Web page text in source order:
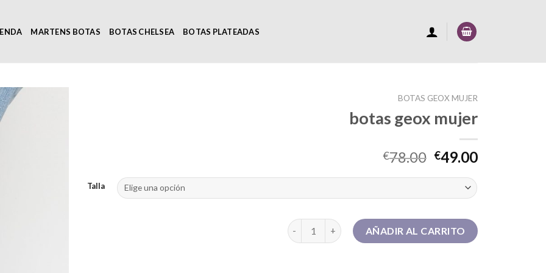
MARTENS BOTAS BOTAS CHELSEA BOTAS PLATEADAS
BOTAS GEOX MUJER
botas geox mujer
€78.00 €49.00
Talla
botas geox mujer cantidadAÑADIR AL CARRITO